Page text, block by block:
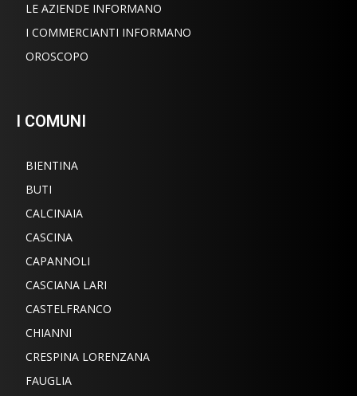
LE AZIENDE INFORMANO
I COMMERCIANTI INFORMANO
OROSCOPO
I COMUNI
BIENTINA
BUTI
CALCINAIA
CASCINA
CAPANNOLI
CASCIANA LARI
CASTELFRANCO
CHIANNI
CRESPINA LORENZANA
FAUGLIA